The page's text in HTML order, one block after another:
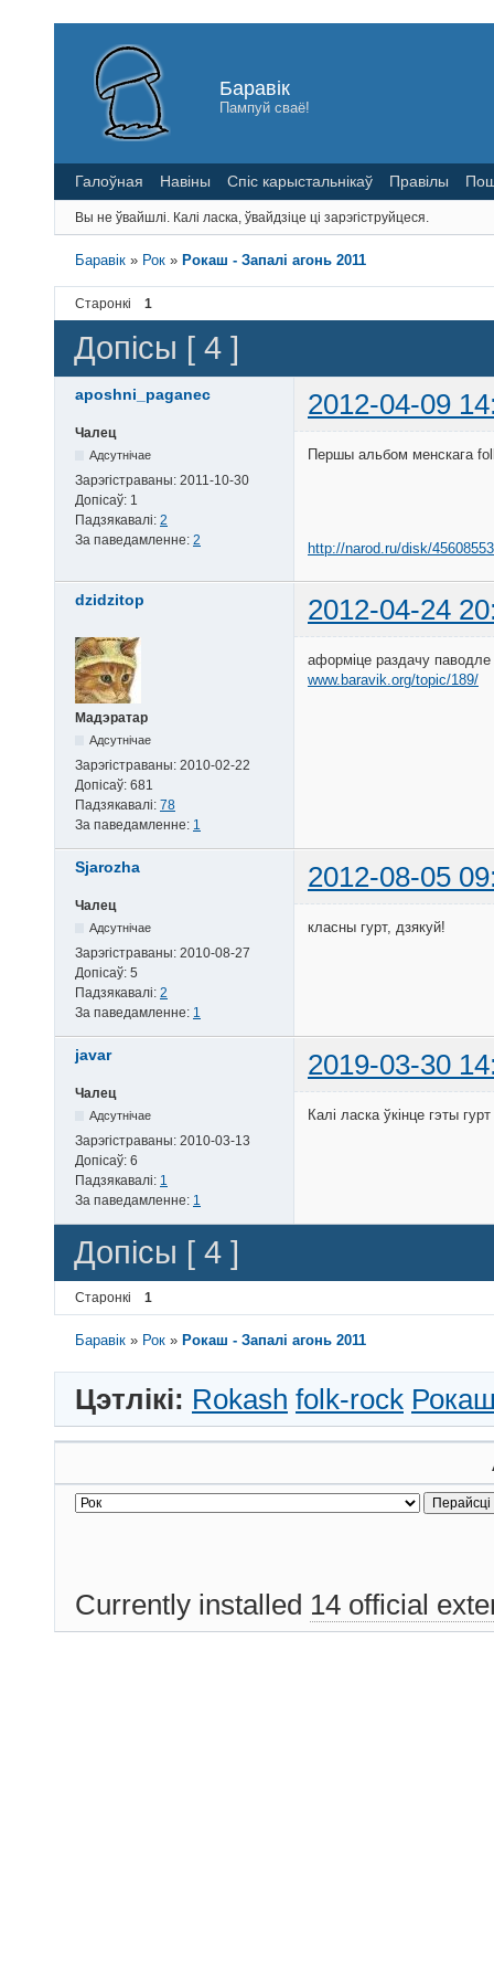
Баравік
Пампуй сваё!
Галоўная Навіны Спіс карыстальнікаў Правілы
Вы не ўвайшлі. Калі ласка, ўвайдзіце ці зарэгіструйцеся.
Баравік » Рок » Рокаш - Запалi агонь 2011
Старонкі 1
Допісы [ 4 ]
aposhni_paganec 2012-04-09
Чалец
Адсутнічае
Зарэгістраваны: 2011-10-30
Допісаў: 1
Падзякавалі: 2
За паведамленне: 2
Першы альбом менскага
http://narod.ru/disk/
dzidzitop 2012-04-24
Мадэратар
Адсутнічае
Зарэгістраваны: 2010-02-22
Допісаў: 681
Падзякавалі: 78
За паведамленне: 1
аформіце раздачу
www.baravik.org/topic/189/
Sjarozha 2012-08-05
Чалец
Адсутнічае
Зарэгістраваны: 2010-08-27
Допісаў: 5
Падзякавалі: 2
За паведамленне: 1
класны гурт, дзякуй!
javar 2019-03-30
Чалец
Адсутнічае
Зарэгістраваны: 2010-03-13
Допісаў: 6
Падзякавалі: 1
За паведамленне: 1
Калі ласка ўкінце гэты
Допісы [ 4 ]
Старонкі 1
Баравік » Рок » Рокаш - Запалi агонь 2011
Цэтлікі: Rokash folk-rock
Currently installed 14 official